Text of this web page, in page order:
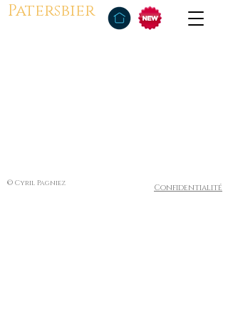
Patersbier
© Cyril Pagniez Confidentialité